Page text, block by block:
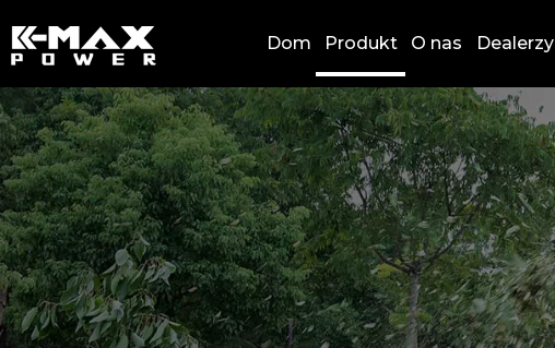
Dom Produkt O nas Dealerzy